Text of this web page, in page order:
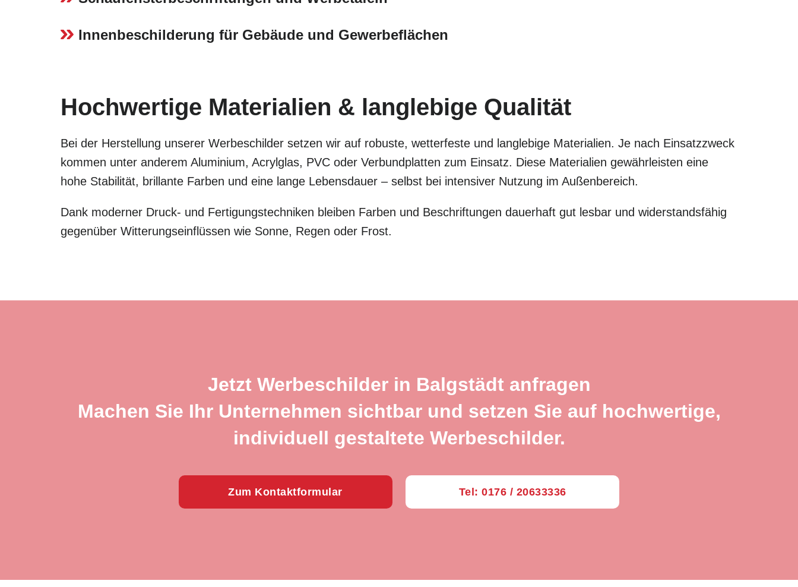
Innenbeschilderung für Gebäude und Gewerbeflächen
Hochwertige Materialien & langlebige Qualität
Bei der Herstellung unserer Werbeschilder setzen wir auf robuste, wetterfeste und langlebige Materialien. Je nach Einsatzzweck
kommen unter anderem Aluminium, Acrylglas, PVC oder Verbundplatten zum Einsatz. Diese Materialien gewährleisten eine
hohe Stabilität, brillante Farben und eine lange Lebensdauer – selbst bei intensiver Nutzung im Außenbereich.
Dank moderner Druck- und Fertigungstechniken bleiben Farben und Beschriftungen dauerhaft gut lesbar und widerstandsfähig
gegenüber Witterungseinflüssen wie Sonne, Regen oder Frost.
Jetzt Werbeschilder in Balgstädt anfragen
Machen Sie Ihr Unternehmen sichtbar und setzen Sie auf hochwertige,
individuell gestaltete Werbeschilder.
Zum Kontaktformular Tel: 0176 / 20633336